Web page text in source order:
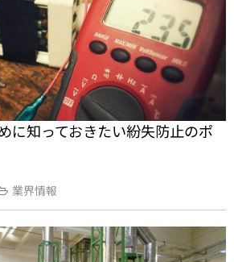
に知っておきたい紛失防止のポ
業界情報